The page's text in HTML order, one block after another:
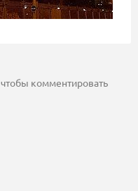
комментировать